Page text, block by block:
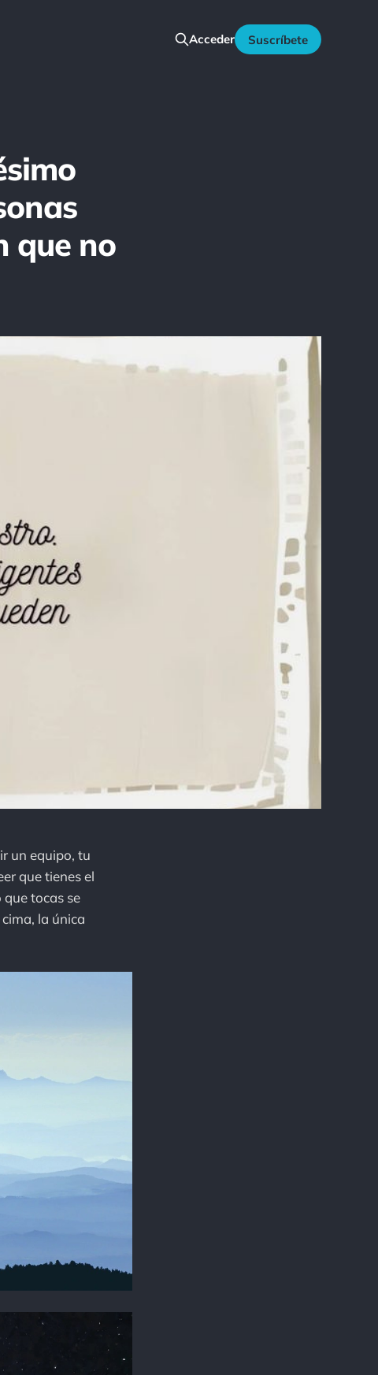
Acceder Suscríbete
que no
un equipo, tu
que tienes el
tocas se
la única